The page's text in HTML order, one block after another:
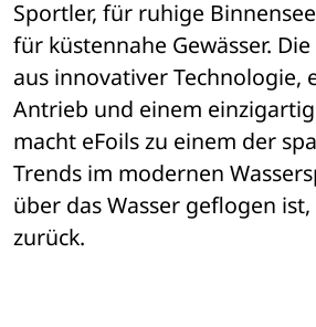
Sportler, für ruhige
für küstennahe Gewässer.
aus innovativer Technologie,
Antrieb und einem
macht eFoils zu einem der
über das Wasser geflogen
zurück.